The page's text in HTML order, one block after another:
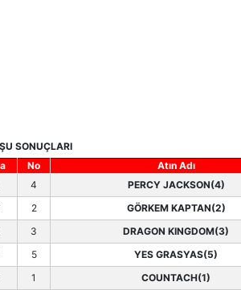
SONUÇLARI
No Atın Adı
4 PERCY JACKSON(4)
2 GÖRKEM KAPTAN(2)
3 DRAGON KINGDOM(3)
5 YES GRASYAS(5)
1 COUNTACH(1)